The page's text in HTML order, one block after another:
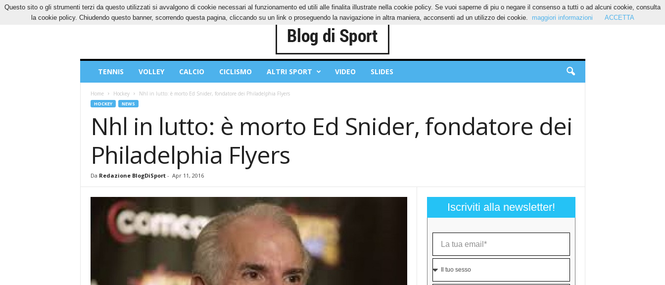
VENERDÌ, 7 AGOSTO 2026 CONTATTI COOKIES PRIVACY POLICY
Sport
TENNIS VOLLEY CALCIO CICLISMO ALTRI SPORT VIDEO SLIDES
Home Hockey Nhl in lutto: è morto Ed Snider, fondatore dei Philadelphia Flyers
HOCKEY NEWS
Nhl in lutto: è morto Ed Snider, fondatore dei
Philadelphia Flyers
Da Redazione BlogDiSport- Apr 11, 2016
Iscriviti alla newsletter!
Questo sito o gli strumenti terzi da questo utilizzati si avvalgono di cookie necessari al funzionamento ed utili alle finalita illustrate nella cookie policy. Se vuoi saperne di piu o negare il consenso a tutti o ad alcuni cookie, consulta
la cookie policy. Chiudendo questo banner, scorrendo questa pagina, cliccando su un link o proseguendo la navigazione in altra maniera, acconsenti ad un utilizzo dei cookie.
maggiori informazioni ACCETTA